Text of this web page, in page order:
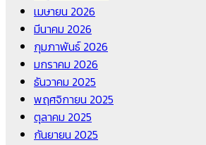
เมษายน 2026
มีนาคม 2026
กุมภาพันธ์ 2026
มกราคม 2026
ธันวาคม 2025
พฤศจิกายน 2025
ตุลาคม 2025
กันยายน 2025